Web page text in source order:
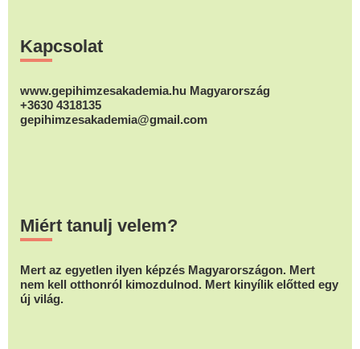
Kapcsolat
www.gepihimzesakademia.hu Magyarország
+3630 4318135
gepihimzesakademia@gmail.com
Miért tanulj velem?
Mert az egyetlen ilyen képzés Magyarországon. Mert
nem kell otthonról kimozdulnod. Mert kinyílik előtted egy
új világ.